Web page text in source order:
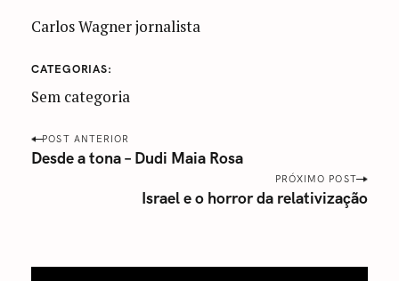
Carlos Wagner jornalista
CATEGORIAS
Sem categoria
P
o
v
POST ANTERIOR
Desde a tona – Dudi Maia Rosa
PRÓXIMO POST
Israel e o horror da relativização